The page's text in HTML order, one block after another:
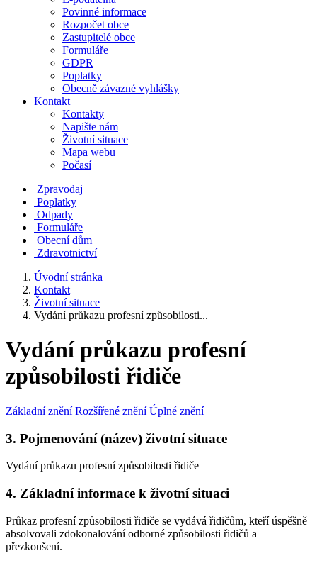
Povinné informace
Rozpočet obce
Zastupitelé obce
Formuláře
GDPR
Poplatky
Obecně závazné vyhlášky
Kontakt
Kontakty
Napište nám
Životní situace
Mapa webu
Počasí
Zpravodaj
Poplatky
Odpady
Formuláře
Obecní dům
Zdravotnictví
Úvodní stránka
Kontakt
Životní situace
Vydání průkazu profesní způsobilosti...
Vydání průkazu profesní
způsobilosti řidiče
Základní znění Rozšířené znění Úplné znění
3. Pojmenování (název) životní situace
Vydání průkazu profesní způsobilosti řidiče
4. Základní informace k životní situaci
Průkaz profesní způsobilosti řidiče se vydává řidičům, kteří úspěšně
absolvovali zdokonalování odborné způsobilosti řidičů a
přezkoušení.